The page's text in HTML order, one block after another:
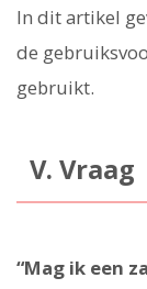
In dit artikel
de
gebruikt.
V. Vraag
“Mag ik een